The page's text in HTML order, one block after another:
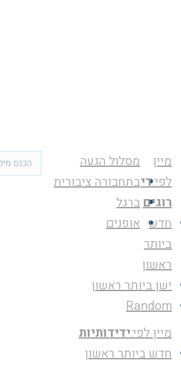
מסלול הגעה
בתחבורה ציבורית
ברגל
אופנים
מיין
לפי:די
רוגים
חדש
ביותר
ראשון
ישן ביותר ראשון
Random
מיין לפי:ידידותיות
חדש ביותר ראשון